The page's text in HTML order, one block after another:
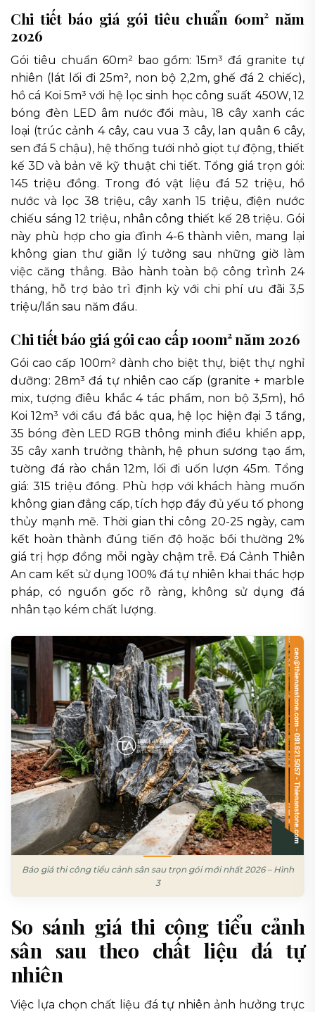
Chi tiết báo giá gói tiêu chuẩn 60m² năm
2026
Gói tiêu chuẩn 60m² bao gồm: 15m³ đá granite tự
nhiên (lát lối đi 25m², non bộ 2,2m, ghế đá 2 chiếc),
hồ cá Koi 5m³ với hệ lọc sinh học công suất 450W, 12
bóng đèn LED âm nước đổi màu, 18 cây xanh các
loại (trúc cảnh 4 cây, cau vua 3 cây, lan quân 6 cây,
sen đá 5 chậu), hệ thống tưới nhỏ giọt tự động, thiết
kế 3D và bản vẽ kỹ thuật chi tiết. Tổng giá trọn gói:
145 triệu đồng. Trong đó vật liệu đá 52 triệu, hồ
nước và lọc 38 triệu, cây xanh 15 triệu, điện nước
chiếu sáng 12 triệu, nhân công thiết kế 28 triệu. Gói
này phù hợp cho gia đình 4-6 thành viên, mang lại
không gian thư giãn lý tưởng sau những giờ làm
việc căng thẳng. Bảo hành toàn bộ công trình 24
tháng, hỗ trợ bảo trì định kỳ với chi phí ưu đãi 3,5
triệu/lần sau năm đầu.
Chi tiết báo giá gói cao cấp 100m² năm 2026
Gói cao cấp 100m² dành cho biệt thự, biệt thự nghỉ
dưỡng: 28m³ đá tự nhiên cao cấp (granite + marble
mix, tượng điêu khắc 4 tác phẩm, non bộ 3,5m), hồ
Koi 12m³ với cầu đá bắc qua, hệ lọc hiện đại 3 tầng,
35 bóng đèn LED RGB thông minh điều khiển app,
35 cây xanh trưởng thành, hệ phun sương tạo ẩm,
tường đá rào chắn 12m, lối đi uốn lượn 45m. Tổng
giá: 315 triệu đồng. Phù hợp với khách hàng muốn
không gian đẳng cấp, tích hợp đầy đủ yếu tố phong
thủy mạnh mẽ. Thời gian thi công 20-25 ngày, cam
kết hoàn thành đúng tiến độ hoặc bồi thường 2%
giá trị hợp đồng mỗi ngày chậm trễ. Đá Cảnh Thiên
An cam kết sử dụng 100% đá tự nhiên khai thác hợp
pháp, có nguồn gốc rõ ràng, không sử dụng đá
nhân tạo kém chất lượng.
Báo giá thi công tiểu cảnh sân sau trọn gói mới nhất 2026 – Hình
3
So sánh giá thi công tiểu cảnh
sân sau theo chất liệu đá tự
nhiên
Việc lựa chọn chất liệu đá tự nhiên ảnh hưởng trực